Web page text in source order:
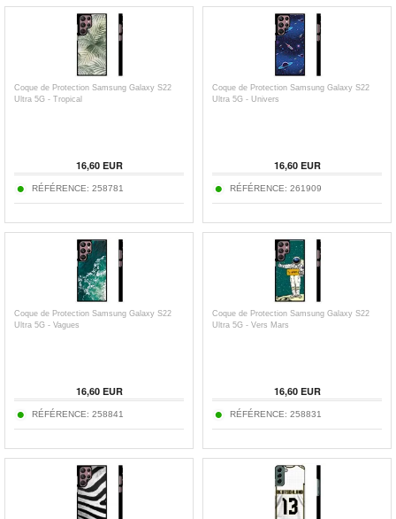
Coque de Protection Samsung Galaxy S22
Ultra 5G - Tropical
16,60 EUR
RÉFÉRENCE: 258781
Coque de Protection Samsung Galaxy S22
Ultra 5G - Univers
16,60 EUR
RÉFÉRENCE: 261909
Coque de Protection Samsung Galaxy S22
Ultra 5G - Vagues
16,60 EUR
RÉFÉRENCE: 258841
Coque de Protection Samsung Galaxy S22
Ultra 5G - Vers Mars
16,60 EUR
RÉFÉRENCE: 258831